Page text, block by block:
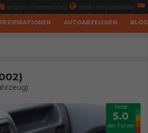
english (international) srpski (ex-yugoslavia)
AUTOABZEICHEN BLOG
Note
5.0
der Fahrer